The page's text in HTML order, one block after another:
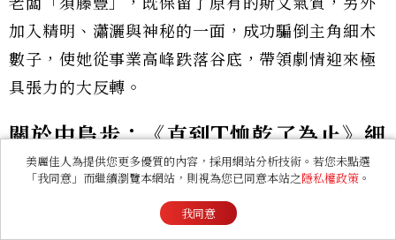
加入精明、瀟灑與神秘的一面，成功騙倒主角細木
數子，使她從事業高峰跌落谷底，帶領劇情迎來極
具張力的大反轉。
關於中島步：《直到T恤乾了為止》細
膩演技人氣暴衝
美麗佳人為提供您更多優質的內容，採用網站分析技術。若您未點選
「我同意」而繼續瀏覽本網站，則視為您已同意本站之隱私權政策 。
我同意